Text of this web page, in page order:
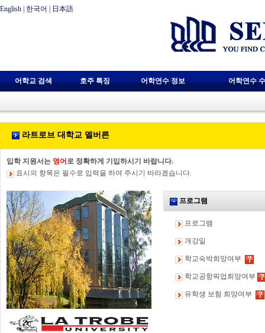
English 한국어 日本語
어학교 검색 호주 특징 어학연수 정보 어학연수
라트로브 대학교 멜버른
입학 지원서는 영어 로 정확하게 기입하시기 바랍니다.
표시의 항목은 필수로 입력을 하여 주시기 바라겠습니다.
프로그램
프로그램
개강일
학교숙박희망여부
학교공항픽업희망여부
유학생 보험 희망여부